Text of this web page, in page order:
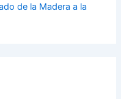
de la Madera a la